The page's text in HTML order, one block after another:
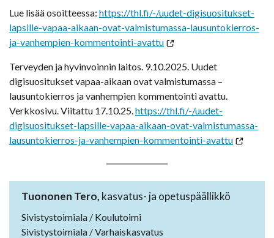
Lue lisää osoitteessa: https://thl.fi/-/uudet-digisuositukset-
lapsille-vapaa-aikaan-ovat-valmistumassa-lausuntokierros-
ja-vanhempien-kommentointi-avattu
Terveyden ja hyvinvoinnin laitos. 9.10.2025. Uudet
digisuositukset vapaa-aikaan ovat valmistumassa –
lausuntokierros ja vanhempien kommentointi avattu.
Verkkosivu. Viitattu 17.10.25.https://thl.fi/-/uudet-
digisuositukset-lapsille-vapaa-aikaan-ovat-valmistumassa-
lausuntokierros-ja-vanhempien-kommentointi-avattu
Tuononen Tero, kasvatus- ja opetuspäällikkö
Sivistystoimiala / Koulutoimi
Sivistystoimiala / Varhaiskasvatus